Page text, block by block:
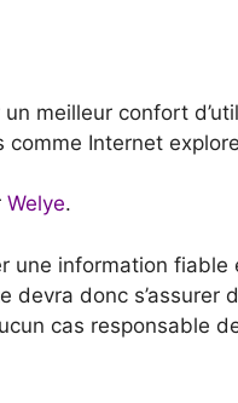
meilleur confort
Internet
Welye.
information fiable
donc s’assurer
cas responsable